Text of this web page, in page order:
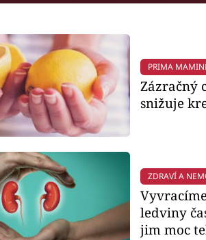
PRIMA
Zázračný
snižuje
ZDRAVÍ A
ledviny
jim moc